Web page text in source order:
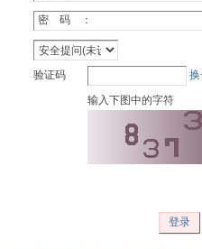
密 码 ：
验证码
输入下图中的字符
登录